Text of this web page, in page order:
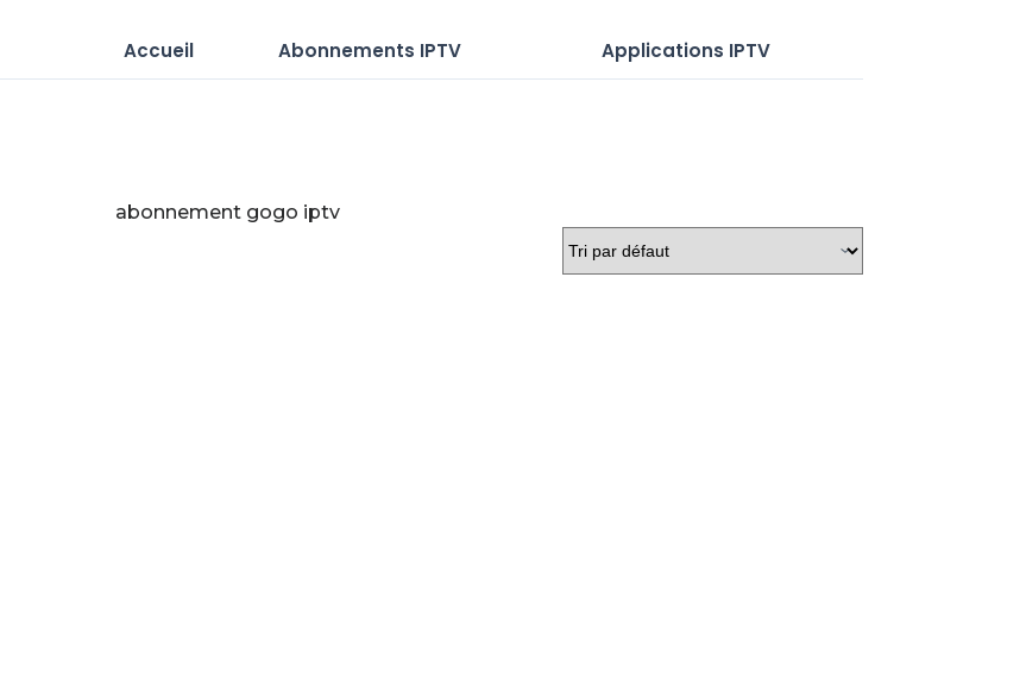
Accueil Abonnements IPTV Applications IPTV
abonnement gogo iptv